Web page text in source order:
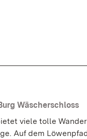
Wäscherschloss
viele tolle
Auf dem